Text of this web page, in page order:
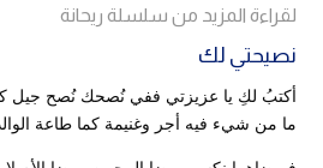
لقراءة المزيد من سلسلة ريحانة
نصيحتي لك
أكتبُ لكِ يا عزيزتي ففي نُصحك نُصح جيل
ما من شيء فيه أجر وغنيمة كما طاعة